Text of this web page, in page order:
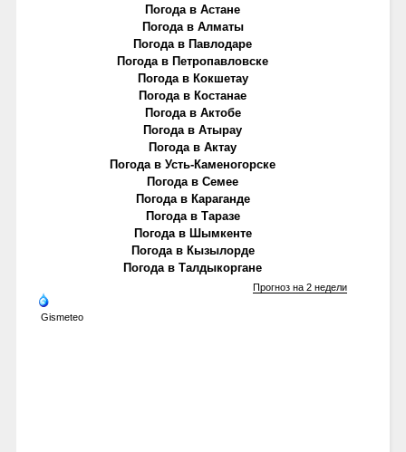
Погода в Астане
Погода в Алматы
Погода в Павлодаре
Погода в Петропавловске
Погода в Кокшетау
Погода в Костанае
Погода в Актобе
Погода в Атырау
Погода в Актау
Погода в Усть-Каменогорске
Погода в Семее
Погода в Караганде
Погода в Таразе
Погода в Шымкенте
Погода в Кызылорде
Погода в Талдыкоргане
Gismeteo
Прогноз на 2 недели